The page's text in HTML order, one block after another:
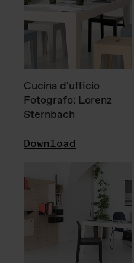
Cucina d'ufficio
Fotografo: Lorenz
Sternbach
Download